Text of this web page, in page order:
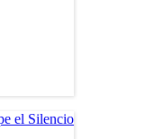
el Silencio